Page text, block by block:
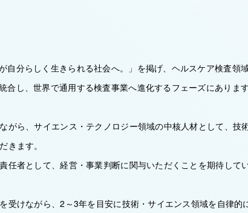
自分らしく生きられる社会へ。」を掲げ、ヘルスケア検査領
し、世界で通用する検査事業へ進化するフェーズにあります
がら、サイエンス・テクノロジー領域の中核人材として、技術
きます。
任者として、経営・事業判断に関与いただくことを期待してい
受けながら、2～3年を目安に技術・サイエンス領域を自律的